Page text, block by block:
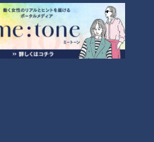
うです。そして、合わせて話題にな
。これは…？